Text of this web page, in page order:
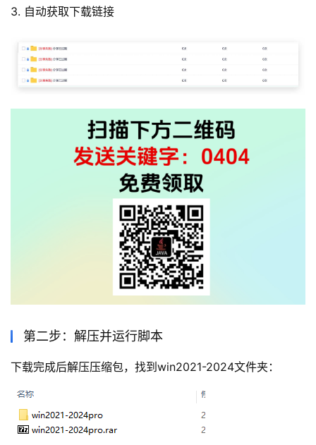
3. 自动获取下载链接
第二步：解压并运行脚本
下载完成后解压压缩包，找到win2021-2024文件夹：